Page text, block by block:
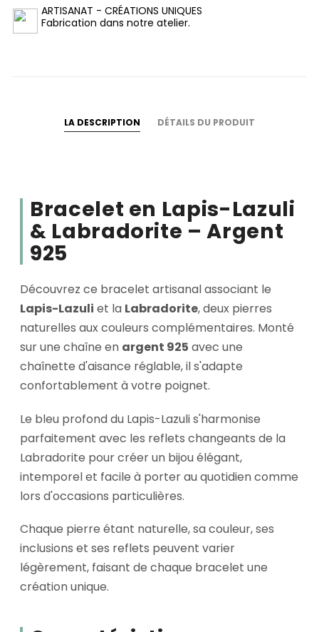
ARTISANAT - CRÉATIONS UNIQUES
Fabrication dans notre atelier.
LA DESCRIPTION DÉTAILS DU PRODUIT
Bracelet en Lapis-Lazuli
& Labradorite – Argent
925
Découvrez ce bracelet artisanal associant le
Lapis-Lazuli et la Labradorite, deux pierres
naturelles aux couleurs complémentaires. Monté
sur une chaîne en argent 925 avec une
chaînette d'aisance réglable, il s'adapte
confortablement à votre poignet.
Le bleu profond du Lapis-Lazuli s'harmonise
parfaitement avec les reflets changeants de la
Labradorite pour créer un bijou élégant,
intemporel et facile à porter au quotidien comme
lors d'occasions particulières.
Chaque pierre étant naturelle, sa couleur, ses
inclusions et ses reflets peuvent varier
légèrement, faisant de chaque bracelet une
création unique.